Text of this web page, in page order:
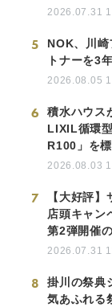
2026.07.31
5
NOK、川
トナーを3
2026.08.05
6
積水ハウス
LIXIL循環
R100」を
2026.08.03
7
【大好評
店頭キャン
第2弾開催
2026.07.31
8
掛川の祭典
気あふれる